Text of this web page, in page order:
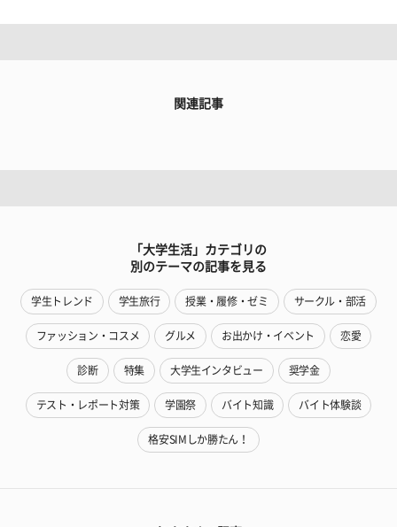
関連記事
「大学生活」カテゴリの
別のテーマの記事を見る
学生トレンド 学生旅行 授業・履修・ゼミ サークル・部活
ファッション・コスメ グルメ お出かけ・イベント 恋愛
診断 特集 大学生インタビュー 奨学金
テスト・レポート対策 学園祭 バイト知識 バイト体験談
格安SIMしか勝たん！